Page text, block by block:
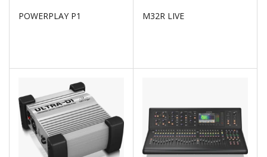
POWERPLAY P1 M32R LIVE